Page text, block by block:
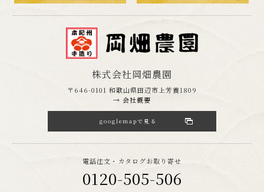
株式会社岡畑農園
〒646-0101 和歌山県田辺市上芳養1809
→ 会社概要
googlemapで見る
電話注文・カタログお取り寄せ
0120-505-506